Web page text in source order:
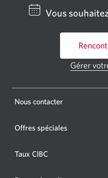
Vous
Une
fenêtre
Gérer
Nous contacter
Offres spéciales
Taux CIBC